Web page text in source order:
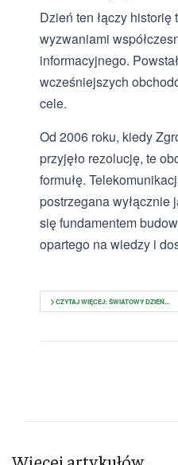
Dzień ten łączy
wyzwaniami
informacyjnego.
wcześniejszych
cele.
Od 2006 roku, kiedy
przyjęło rezolucję, te
formułę.
postrzegana wyłącznie
się fundamentem
opartego na wiedzy i
CZYTAJ WIĘCEJ: ŚWIATOWY DZIEŃ...